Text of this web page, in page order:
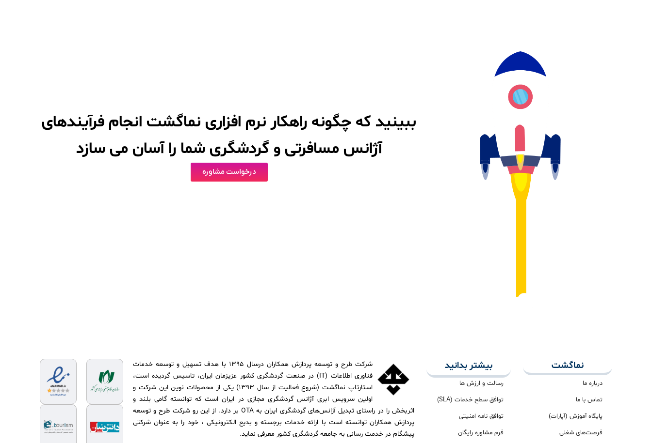
ببینید که چگونه راهکار نرم افزاری نماگشت انجام فرآیندهای
آژانس مسافرتی و گردشگری شما را آسان می سازد
درخواست مشاوره
نماگشت
درباره ما
تماس با ما
پایگاه آموزش (آپارات)
فرصت‌های شغلی
بیشتر بدانید
رسالت و ارزش ها
توافق سطح خدمات (SLA)
توافق نامه امنیتی
فرم مشاوره رایگان
شرکت طرح و توسعه پردازش همکاران درسال ۱۳۹۵ با هدف تسهیل و توسعه خدمات
فناوری اطلاعات (IT) در صنعت گردشگری کشور عزیزمان ایران، تاسیس گردیده است،
استارتاپ نماگشت (شروع فعالیت از سال ۱۳۹۳) یکی از محصولات نوین این شرکت و
اولین سرویس ابری آژانس گردشگری مجازی در ایران است که توانسته گامی بلند و
اثربخش را در راستای تبدیل آزانس‌های گردشگری ایران به OTA بر دارد. از این رو شرکت طرح و توسعه
پردازش همکاران توانسته است با ارائه خدمات برجسته و بدیع الکترونیکی ، خود را به عنوان شرکتی
پیشگام در خدمت رسانی به جامعه گردشگری کشور معرفی نماید.